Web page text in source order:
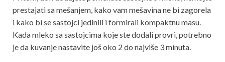
prestajati sa mešanjem, kako vam mešavina ne bi zagorela
i kako bi se sastojci jedinili i formirali kompaktnu masu.
Kada mleko sa sastojcima koje ste dodali provri, potrebno
je da kuvanje nastavite još oko 2 do najviše 3 minuta.